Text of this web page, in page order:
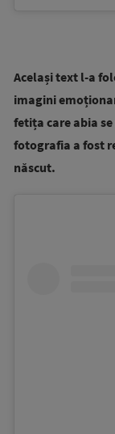
Același text l-a
imagini
fetița care abia
fotografia a fost
născut.